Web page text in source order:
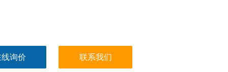
询价 联系我们